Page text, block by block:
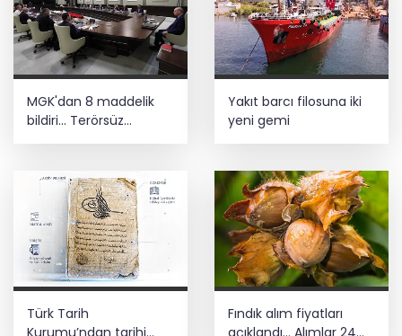
MGK'dan 8 maddelik
bildiri... Terörsüz
mesajı
Yakıt barcı filosuna iki
yeni gemi
Türk Tarih
Fındık alım fiyatları